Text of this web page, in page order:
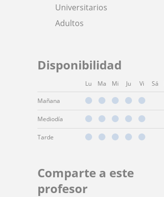
Universitarios
Adultos
Disponibilidad
Lu Ma Mi Ju Vi Sá
Mañana
Mediodía
Tarde
Comparte a este
profesor